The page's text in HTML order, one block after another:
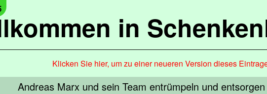
in
Klicken Sie hier, um zu einer neueren Version dieses
Andreas Marx und sein Team entrümpeln und